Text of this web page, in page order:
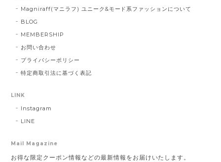
Magniraff(マニラフ) ユニーク&モード系ファッションについて
BLOG
MEMBERSHIP
お問い合わせ
プライバシーポリシー
特定商取引法に基づく表記
LINK
Instagram
LINE
Mail Magazine
お得な限定クーポン情報などの最新情報をお届けいたします。